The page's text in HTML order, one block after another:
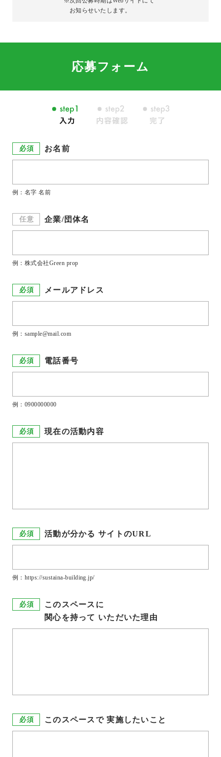
お知らせいたします。
応募フォーム
必須 お名前
例：名字 名前
任意 企業/団体名
例：株式会社Green prop
必須 メールアドレス
例：sample@mail.com
必須 電話番号
例：0900000000
必須 現在の活動内容
必須 活動が分かる サイトのURL
例：https://sustaina-building.jp/
必須
このスペースに
関心を持って いただいた理由
必須 このスペースで実施したいこと